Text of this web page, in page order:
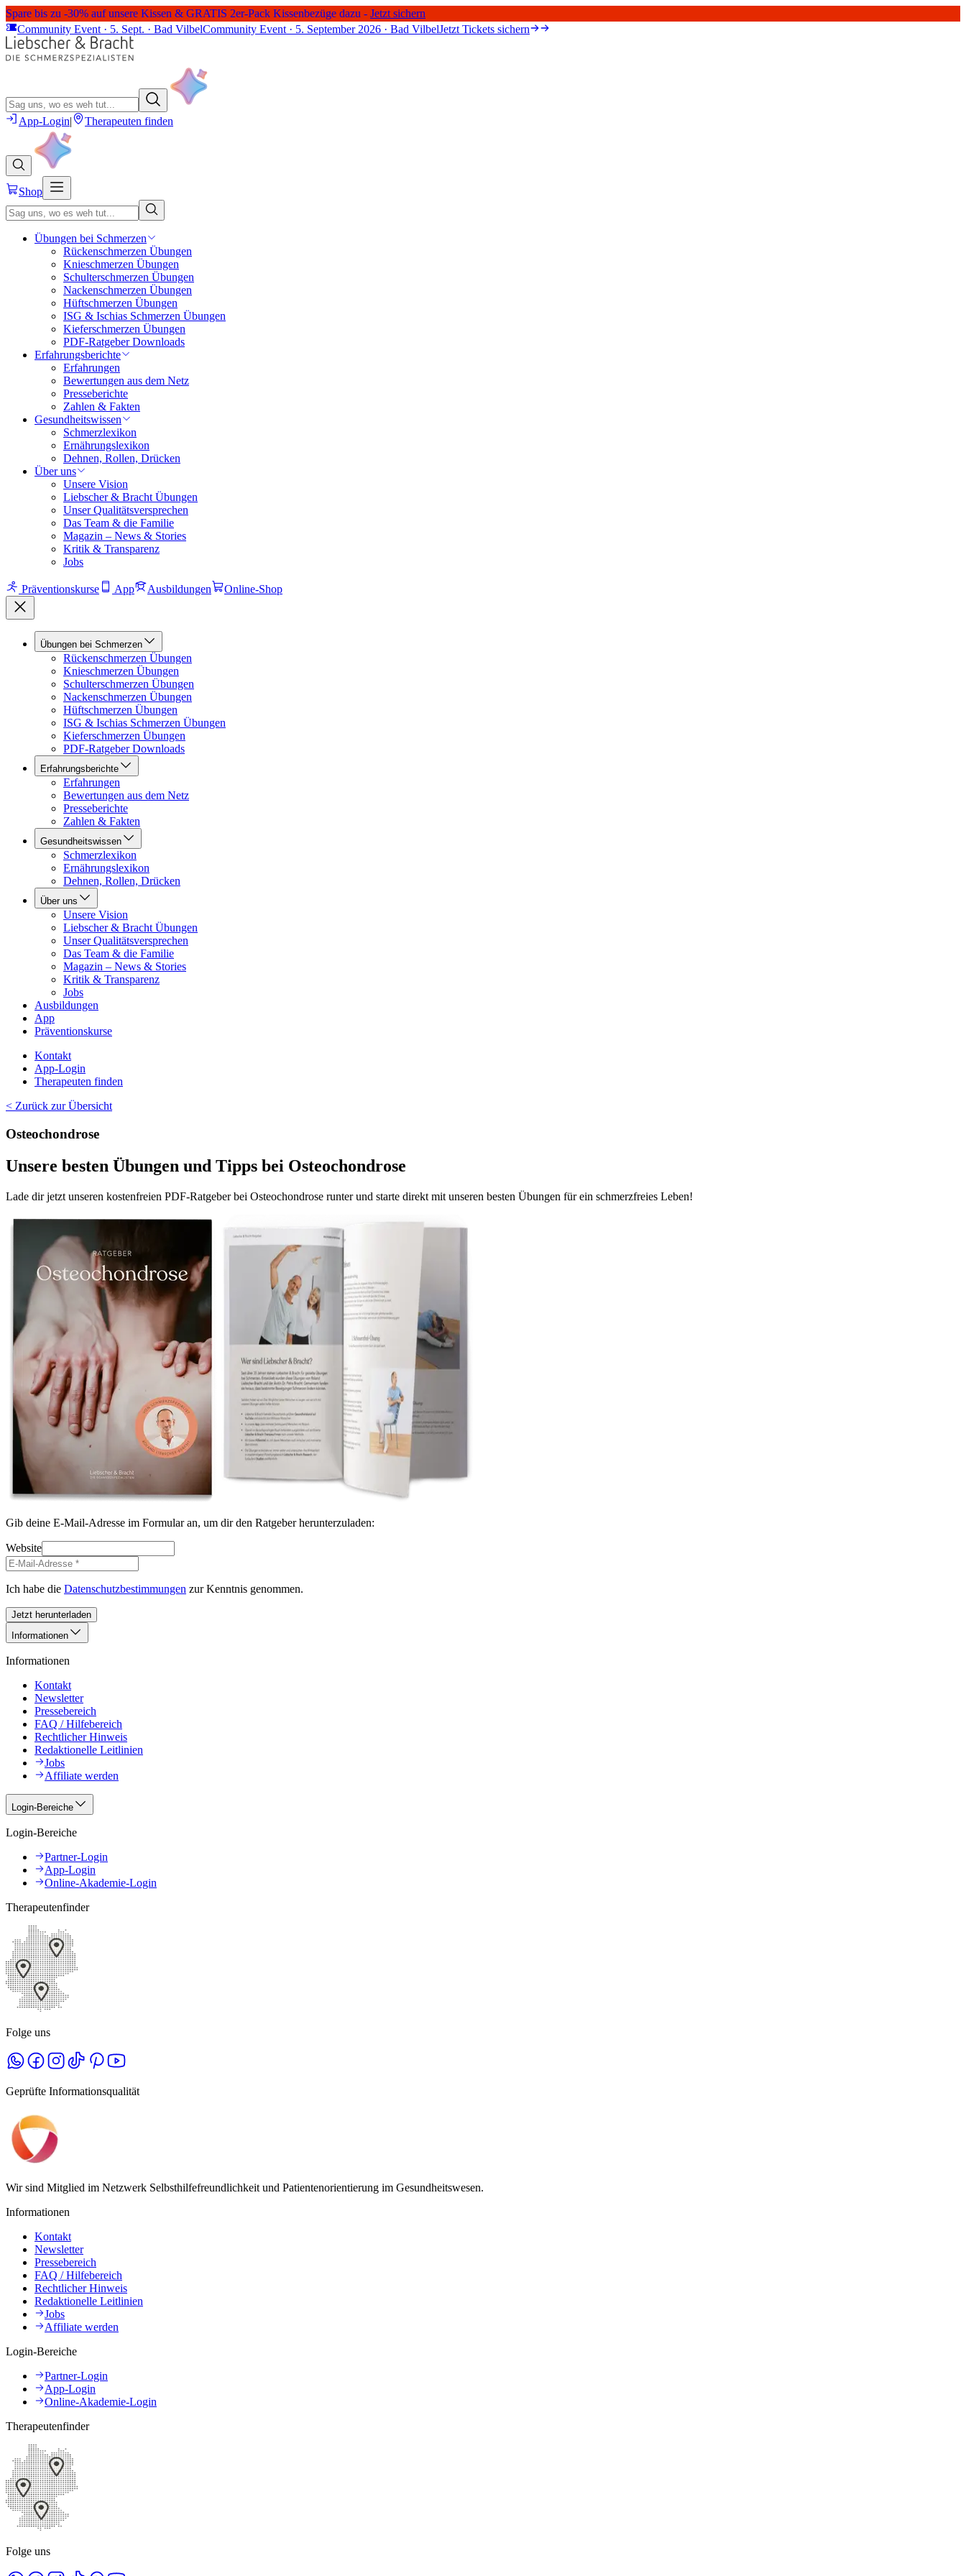
Spare bis zu -30% auf unsere Kissen & GRATIS 2er-Pack Kissenbezüge dazu - Jetzt sichern
Community Event · 5. Sept. · Bad VilbelCommunity Event · 5. September 2026 · Bad VilbelJetzt Tickets sichern
App-Login| Therapeuten finden
Shop
Übungen bei Schmerzen
Rückenschmerzen Übungen
Knieschmerzen Übungen
Schulterschmerzen Übungen
Nackenschmerzen Übungen
Hüftschmerzen Übungen
ISG & Ischias Schmerzen Übungen
Kieferschmerzen Übungen
PDF-Ratgeber Downloads
Erfahrungsberichte
Erfahrungen
Bewertungen aus dem Netz
Presseberichte
Zahlen & Fakten
Gesundheitswissen
Schmerzlexikon
Ernährungslexikon
Dehnen, Rollen, Drücken
Über uns
Unsere Vision
Liebscher & Bracht Übungen
Unser Qualitätsversprechen
Das Team & die Familie
Magazin – News & Stories
Kritik & Transparenz
Jobs
Präventionskurse App Ausbildungen Online-Shop
Übungen bei Schmerzen
Rückenschmerzen Übungen
Knieschmerzen Übungen
Schulterschmerzen Übungen
Nackenschmerzen Übungen
Hüftschmerzen Übungen
ISG & Ischias Schmerzen Übungen
Kieferschmerzen Übungen
PDF-Ratgeber Downloads
Erfahrungsberichte
Erfahrungen
Bewertungen aus dem Netz
Presseberichte
Zahlen & Fakten
Gesundheitswissen
Schmerzlexikon
Ernährungslexikon
Dehnen, Rollen, Drücken
Über uns
Unsere Vision
Liebscher & Bracht Übungen
Unser Qualitätsversprechen
Das Team & die Familie
Magazin – News & Stories
Kritik & Transparenz
Jobs
Ausbildungen
App
Präventionskurse
Kontakt
App-Login
Therapeuten finden
< Zurück zur Übersicht
Osteochondrose
Unsere besten Übungen und Tipps bei Osteochondrose
Lade dir jetzt unseren kostenfreien PDF-Ratgeber bei Osteochondrose runter und starte direkt mit unseren besten Übungen für ein schmerzfreies Leben!
Gib deine E-Mail-Adresse im Formular an, um dir den Ratgeber herunterzuladen:
Website
Ich habe die Datenschutzbestimmungen zur Kenntnis genommen.
Jetzt herunterladen
Informationen
Informationen
Kontakt
Newsletter
Pressebereich
FAQ / Hilfebereich
Rechtlicher Hinweis
Redaktionelle Leitlinien
Jobs
Affiliate werden
Login-Bereiche
Login-Bereiche
Partner-Login
App-Login
Online-Akademie-Login
Therapeutenfinder
Folge uns
Geprüfte Informationsqualität
Wir sind Mitglied im Netzwerk Selbsthilfefreundlichkeit und Patientenorientierung im Gesundheitswesen.
Informationen
Kontakt
Newsletter
Pressebereich
FAQ / Hilfebereich
Rechtlicher Hinweis
Redaktionelle Leitlinien
Jobs
Affiliate werden
Login-Bereiche
Partner-Login
App-Login
Online-Akademie-Login
Therapeutenfinder
Folge uns